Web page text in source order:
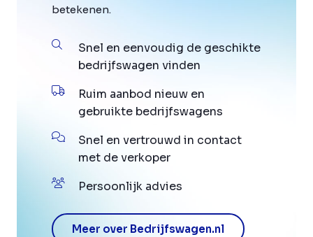
betekenen.
Snel en eenvoudig de geschikte
bedrijfswagen vinden
Ruim aanbod nieuw en
gebruikte bedrijfswagens
Snel en vertrouwd in contact
met de verkoper
Persoonlijk advies
Meer over Bedrijfswagen.nl